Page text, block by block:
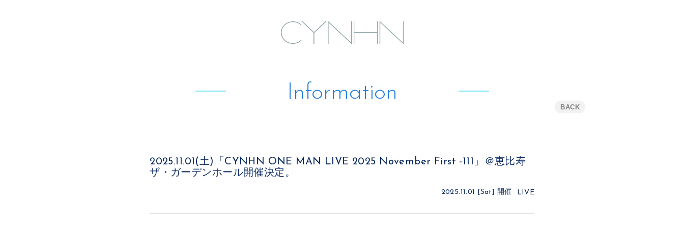
Information
BACK
2025.11.01(土)「CYNHN ONE MAN LIVE 2025 November First -111」＠恵比寿
ザ・ガーデンホール開催決定。
2025.11.01 [Sat] 開催 LIVE